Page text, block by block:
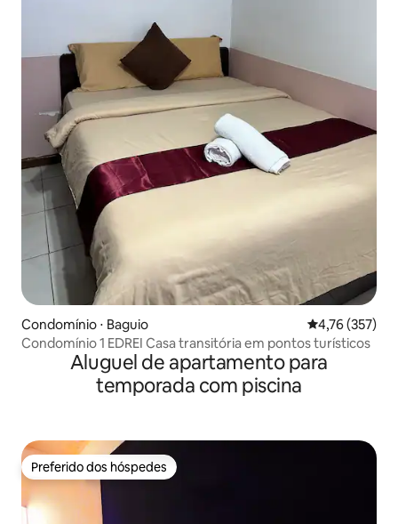
Condomínio ⋅ Baguio 4,76 de uma
4,76 (357)
Condomínio 1 EDREI Casa transitória em pontos turísticos
Aluguel de apartamento para
temporada com piscina
Preferido dos hóspedes
Preferido dos hóspedes